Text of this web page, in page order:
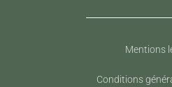
Mentions
Conditions